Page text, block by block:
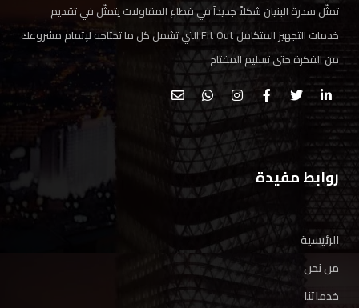
تمثّل سدرة البنيان شكلاً جديداً في قطاع المقاولات يتمثّل في تقديم
خدمات التجهيز المتكامل Fit Out التي تشمل كل ما تحتاجه لإتمام مشروعك
من الفكرة حتى تسليم المفتاح
روابط مفيدة
الرئيسية
من نحن
خدماتنا